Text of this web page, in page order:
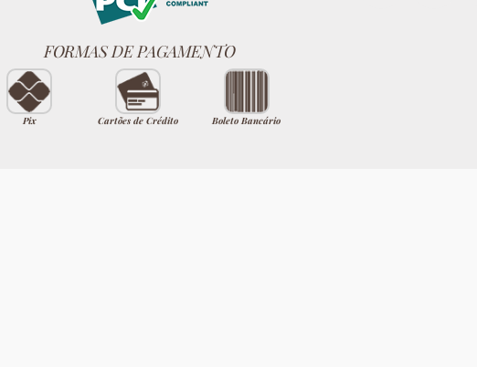
FORMAS DE PAGAMENTO
Pix Cartões de Crédito Boleto Bancário